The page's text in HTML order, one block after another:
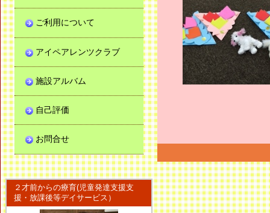
ご利用について
アイペアレンツクラブ
施設アルバム
自己評価
お問合せ
２才前からの療育(児童発達支援支
援・放課後等デイサービス）